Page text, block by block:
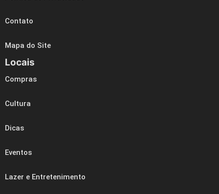
Contato
Mapa do Site
Locais
Compras
Cultura
Dicas
Eventos
Lazer e Entretenimento